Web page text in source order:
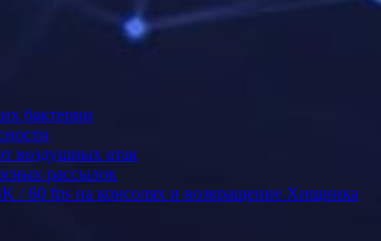
бактерии
воздушных атак
рассылок
/ 60 fps на консолях и возвращение Хищника